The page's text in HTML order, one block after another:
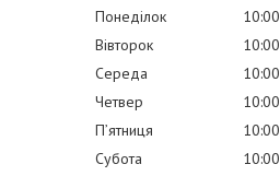
Понеділок 10:00
Вівторок
10:00
Середа
10:00
Четвер
10:00
Пʼятниця
10:00
Субота
10:00